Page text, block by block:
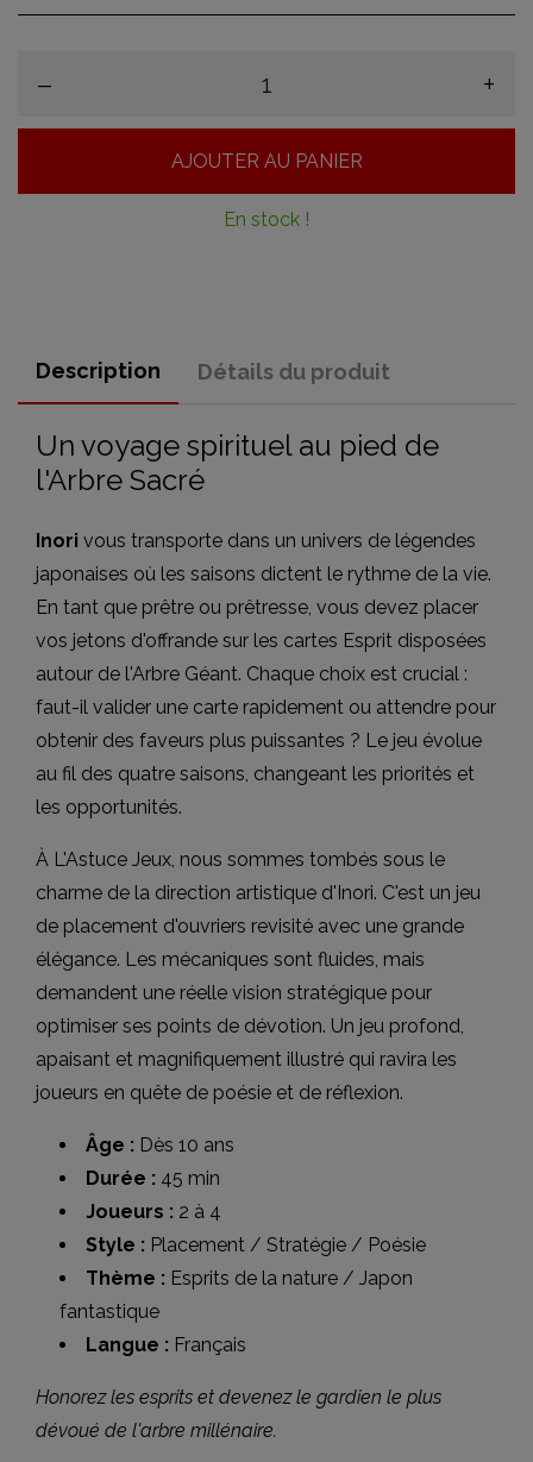
– +
AJOUTER AU PANIER
En stock !
Description Détails du produit
Un voyage spirituel au pied de
l'Arbre Sacré
Inori vous transporte dans un univers de légendes
japonaises où les saisons dictent le rythme de la vie.
En tant que prêtre ou prêtresse, vous devez placer
vos jetons d'offrande sur les cartes Esprit disposées
autour de l'Arbre Géant. Chaque choix est crucial :
faut-il valider une carte rapidement ou attendre pour
obtenir des faveurs plus puissantes ? Le jeu évolue
au fil des quatre saisons, changeant les priorités et
les opportunités.
À L'Astuce Jeux, nous sommes tombés sous le
charme de la direction artistique d'Inori. C'est un jeu
de placement d'ouvriers revisité avec une grande
élégance. Les mécaniques sont fluides, mais
demandent une réelle vision stratégique pour
optimiser ses points de dévotion. Un jeu profond,
apaisant et magnifiquement illustré qui ravira les
joueurs en quête de poésie et de réflexion.
Âge : Dès 10 ans
Durée : 45 min
Joueurs : 2 à 4
Style : Placement / Stratégie / Poésie
Thème : Esprits de la nature / Japon
fantastique
Langue : Français
Honorez les esprits et devenez le gardien le plus
dévoué de l'arbre millénaire.